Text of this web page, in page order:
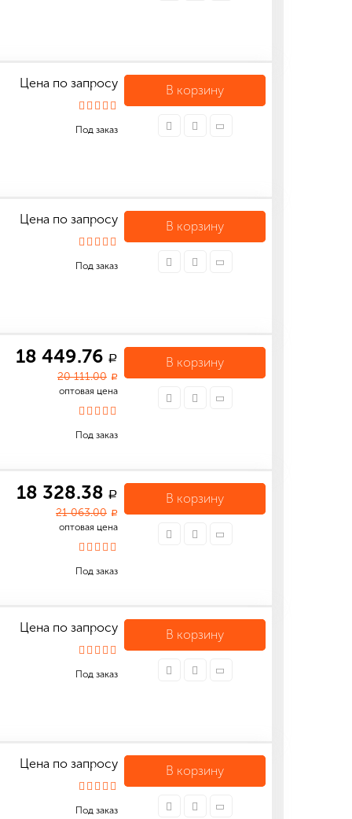
Цена по запросу
Под заказ
В корзину
Цена по запросу
Под заказ
В корзину
18 449.76 a
20 111.00 a
оптовая цена
Под заказ
В корзину
18 328.38 a
21 063.00 a
оптовая цена
Под заказ
В корзину
Цена по запросу
Под заказ
В корзину
Цена по запросу
Под заказ
В корзину